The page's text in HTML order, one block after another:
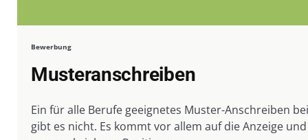
Bewerbung
Musteranschreiben
Ein für alle Berufe geeignetes Muster-Anschreiben
gibt es nicht. Es kommt vor allem auf die Anzeige